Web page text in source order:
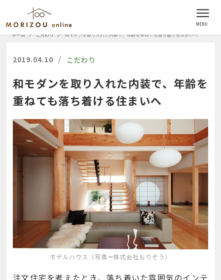
ホーム こだわり 和モダンを取り入れた内装で、年齢を重ねても落ち着ける住まいへ
2019.04.10 / こだわり
和モダンを取り入れた内装で、年齢を
重ねても落ち着ける住まいへ
モデルハウス（写真＝株式会社もりぞう）